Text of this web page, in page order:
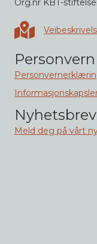
Org.nr KBT-
Veibeskrivelse i
Personvern
Nyhetsbrev
Meld deg på vårt